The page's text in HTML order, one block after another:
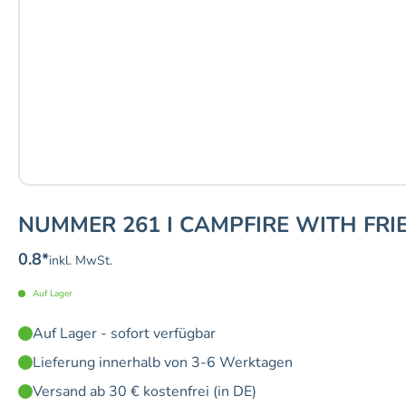
NUMMER 261 I CAMPFIRE WITH
0.8*inkl. MwSt.
Auf Lager
Auf Lager - sofort verfügbar
Lieferung innerhalb von 3-6 Werktagen
Versand ab 30 € kostenfrei (in DE)